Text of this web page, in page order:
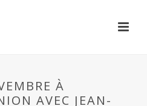
À
AVEC JEAN-